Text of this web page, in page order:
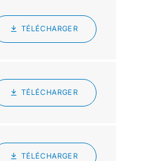
TÉLÉCHARGER
TÉLÉCHARGER
TÉLÉCHARGER